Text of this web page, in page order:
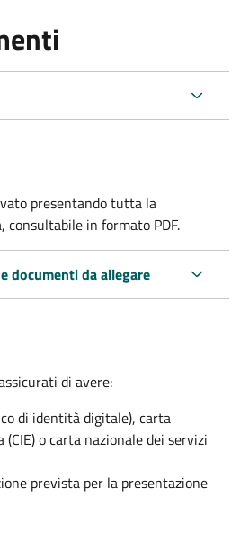
presentando tutta la
consultabile in formato PDF.
documenti da allegare
di avere:
di identità digitale), carta
o carta nazionale dei servizi
prevista per la presentazione